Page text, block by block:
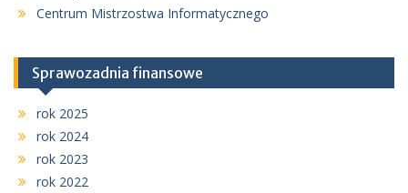
Centrum Mistrzostwa Informatycznego
Sprawozadnia finansowe
rok 2025
rok 2024
rok 2023
rok 2022